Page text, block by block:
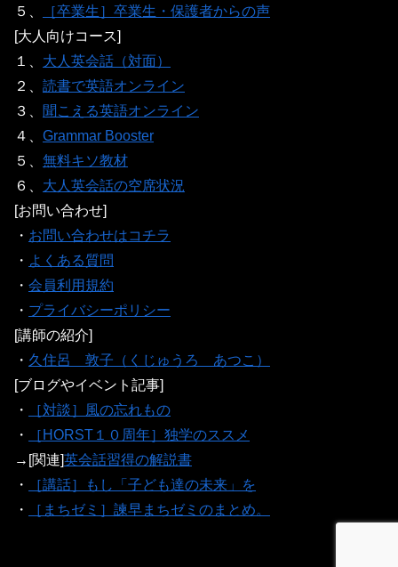
５、
［卒業生］卒業生・保護者からの声
[大人向けコース]
１、 大人英会話（対面）
２、 読書で英語オンライン
３、
聞こえる英語オンライン
４、 Grammar Booster
５、 無料キソ教材
６、 大人英会話の空席状況
[お問い合わせ]
・ お問い合わせはコチラ
・ よくある質問
・ 会員利用規約
・ プライバシーポリシー
[講師の紹介]
・ 久住呂 敦子（くじゅうろ あつこ）
[ブログやイベント記事]
・
［対談］風の忘れもの
・
［HORST１０周年］独学のススメ
→[関連]英会話習得の解説書
・
［講話］もし「子ども達の未来」を
・
［まちゼミ］諫早まちゼミのまとめ。